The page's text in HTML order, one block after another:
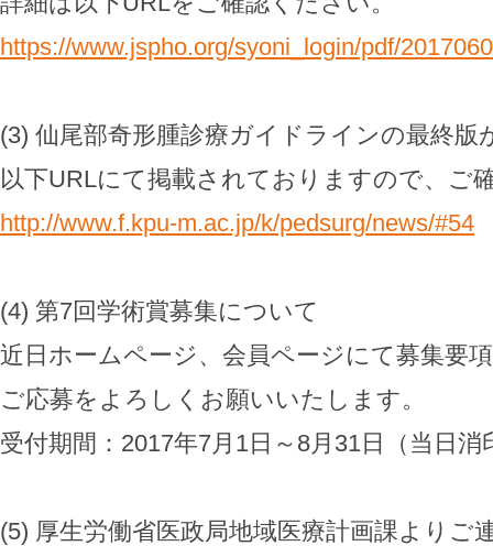
https://www.jspho.org/syoni_login/pdf/
(3) 仙尾部奇形腫診療ガイドラインの最終版
以下URLにて掲載されておりますので、ご
http://www.f.kpu-m.ac.jp/k/pedsurg/news/#54
(4) 第7回学術賞募集について
近日ホームページ、会員ページにて募集要
ご応募をよろしくお願いいたします。
受付期間：2017年7月1日～8月31日（当日消
(5) 厚生労働省医政局地域医療計画課よりご